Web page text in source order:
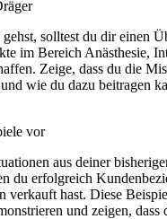
solltest du dir einen
im Bereich Anästhesie,
Zeige, dass du die
wie du dazu beitragen
vor
aus deiner
du erfolgreich
verkauft hast. Diese
und zeigen, dass